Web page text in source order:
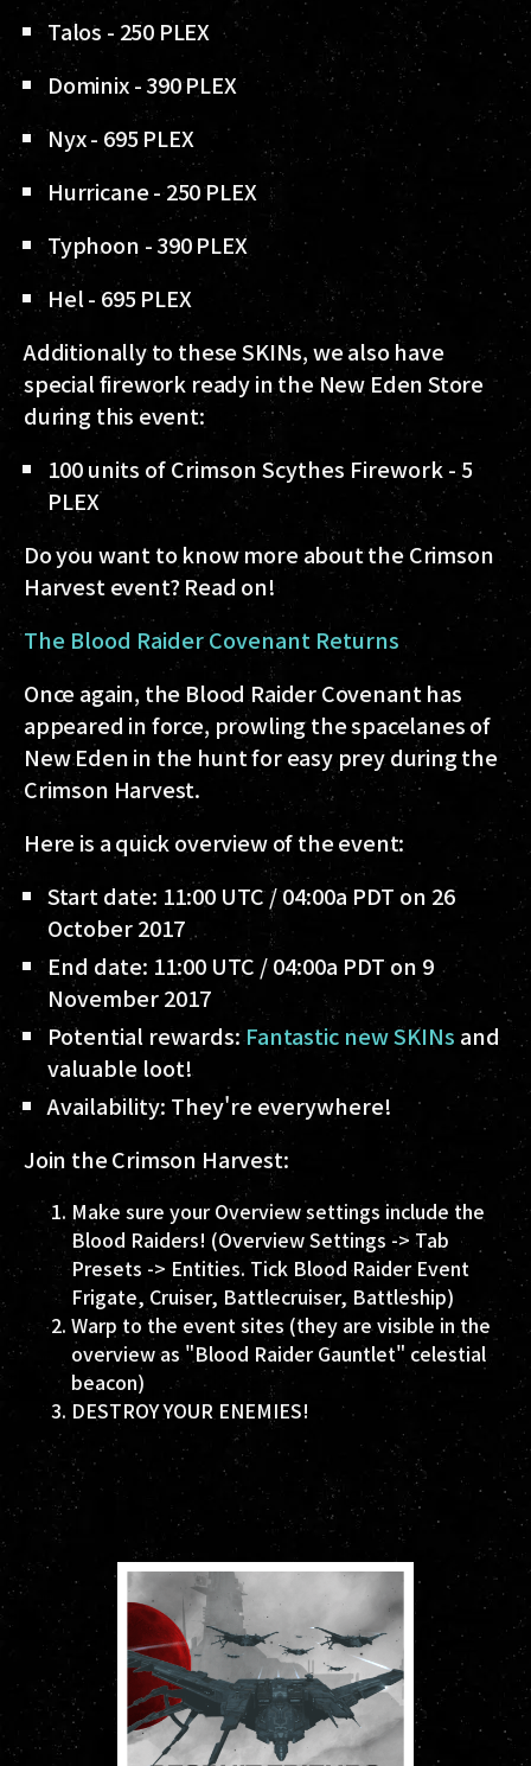
Talos - 250 PLEX
Dominix - 390 PLEX
Nyx - 695 PLEX
Hurricane - 250 PLEX
Typhoon - 390 PLEX
Hel - 695 PLEX
Additionally to these SKINs, we also have
special firework ready in the New Eden Store
during this event:
100 units of Crimson Scythes Firework - 5
PLEX
Do you want to know more about the Crimson
Harvest event? Read on!
The Blood Raider Covenant Returns
Once again, the Blood Raider Covenant has
appeared in force, prowling the spacelanes of
New Eden in the hunt for easy prey during the
Crimson Harvest.
Here is a quick overview of the event:
Start date: 11:00 UTC / 04:00a PDT on 26
October 2017
End date: 11:00 UTC / 04:00a PDT on 9
November 2017
Potential rewards: Fantastic new SKINs and
valuable loot!
Availability: They're everywhere!
Join the Crimson Harvest:
Make sure your Overview settings include the
Blood Raiders! (Overview Settings -> Tab
Presets -> Entities. Tick Blood Raider Event
Frigate, Cruiser, Battlecruiser, Battleship)
Warp to the event sites (they are visible in the
overview as "Blood Raider Gauntlet" celestial
beacon)
DESTROY YOUR ENEMIES!